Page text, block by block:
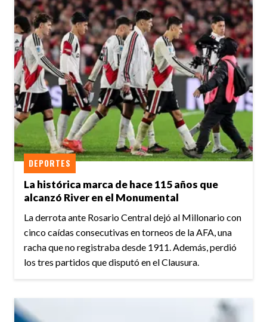
La histórica marca de hace 115 años que
alcanzó River en el Monumental
DEPORTES
La derrota ante Rosario Central dejó al Millonario con
cinco caídas consecutivas en torneos de la AFA, una
racha que no registraba desde 1911. Además, perdió
los tres partidos que disputó en el Clausura.